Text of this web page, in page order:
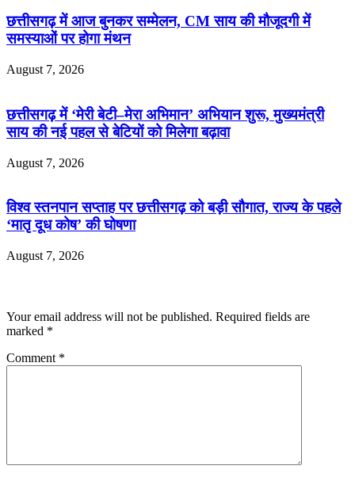
छत्तीसगढ़ में आज बुनकर सम्मेलन, CM साय की मौजूदगी में
समस्याओं पर होगा मंथन
August 7, 2026
छत्तीसगढ़ में ‘मेरी बेटी–मेरा अभिमान’ अभियान शुरू, मुख्यमंत्री
साय की नई पहल से बेटियों को मिलेगा बढ़ावा
August 7, 2026
विश्व स्तनपान सप्ताह पर छत्तीसगढ़ को बड़ी सौगात, राज्य के पहले
‘मातृ दूध कोष’ की घोषणा
August 7, 2026
Your email address will not be published. Required fields are
marked *
Comment *